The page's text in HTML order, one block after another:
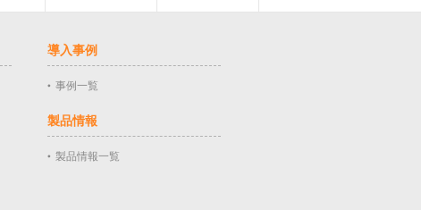
導入事例
事例一覧
製品情報
製品情報一覧